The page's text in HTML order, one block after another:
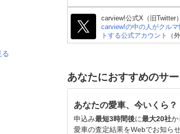
carview!公式X（旧Twitter）
carview!の中の人がクルマ
トする公式アカウント
（
あなたにおすすめのサ
あなたの愛車、今いくら？
申込み最短3時間後に最大20社か
愛車の査定結果をWebでお知らせ